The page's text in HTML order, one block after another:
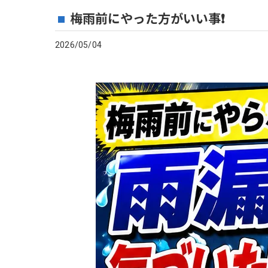
梅雨前にやった方がいい事❗️
2026/05/04